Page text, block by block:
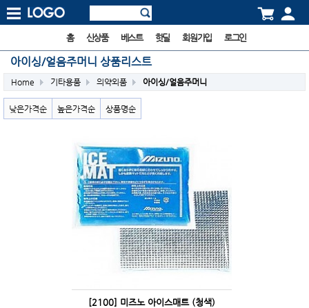
홈 신상품 베스트 핫딜 회원가입 로그인
아이싱/얼음주머니 상품리스트
Home 기타용품 의약외품 아이싱/얼음주머니
낮은가격순 높은가격순 상품명순
[2100] 미즈노 아이스매트 (청색)